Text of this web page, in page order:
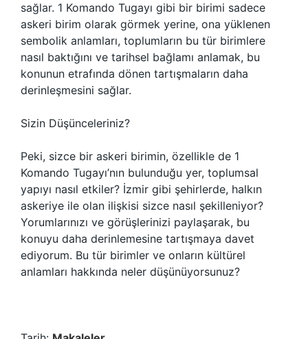
sağlar. 1 Komando Tugayı gibi bir birimi sadece
askeri birim olarak görmek yerine, ona yüklenen
sembolik anlamları, toplumların bu tür birimlere
nasıl baktığını ve tarihsel bağlamı anlamak, bu
konunun etrafında dönen tartışmaların daha
derinleşmesini sağlar.
Sizin Düşünceleriniz?
Peki, sizce bir askeri birimin, özellikle de 1
Komando Tugayı’nın bulunduğu yer, toplumsal
yapıyı nasıl etkiler? İzmir gibi şehirlerde, halkın
askeriye ile olan ilişkisi sizce nasıl şekilleniyor?
Yorumlarınızı ve görüşlerinizi paylaşarak, bu
konuyu daha derinlemesine tartışmaya davet
ediyorum. Bu tür birimler ve onların kültürel
anlamları hakkında neler düşünüyorsunuz?